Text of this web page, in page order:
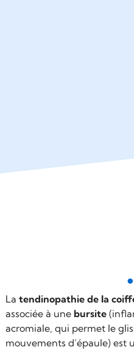
La tendinopathie de la
associée à une bursite
acromiale, qui permet le
mouvements d’épaule)